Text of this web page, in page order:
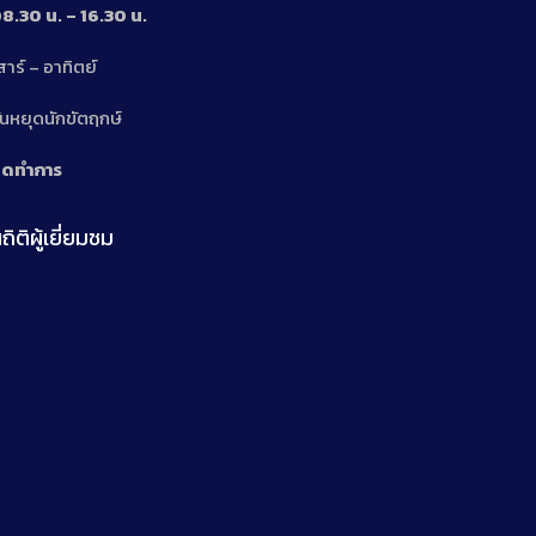
น. – 16.30 น.
าร์ – อาทิตย์
หยุดนักขัตฤกษ์
ทำการ
ติผู้เยี่ยมชม